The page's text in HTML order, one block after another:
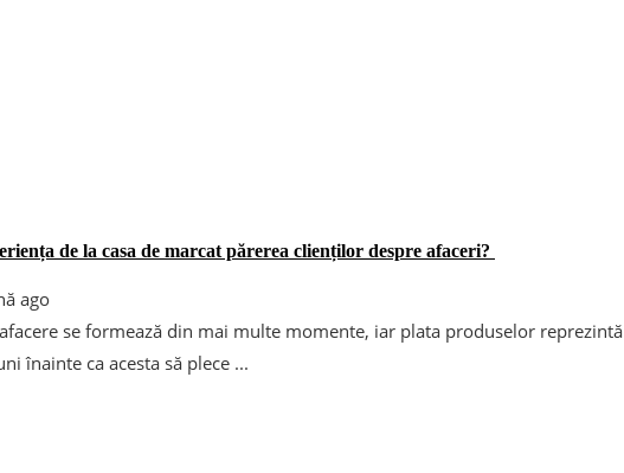
de la casa de marcat părerea clienților despre afaceri?
ago
se formează din mai multe momente, iar plata produselor reprezintă
înainte ca acesta să plece ...